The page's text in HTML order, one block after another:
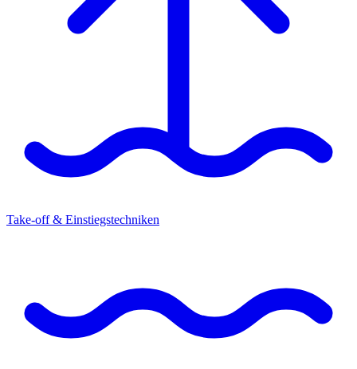
Take-off & Einstiegstechniken